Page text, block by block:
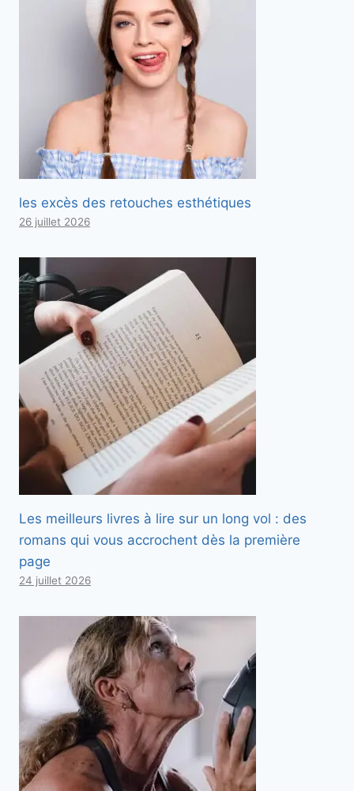
les excès des retouches esthétiques
26 juillet 2026
Les meilleurs livres à lire sur un long vol : des
romans qui vous accrochent dès la première
page
24 juillet 2026